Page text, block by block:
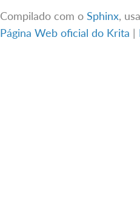
Compilado com o Sphinx,
Página Web oficial do Krita |